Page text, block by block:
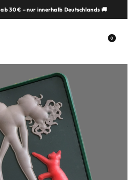
30 € – nur innerhalb Deutschlands 🚚
0